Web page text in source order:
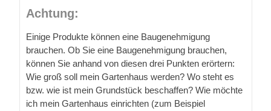
Achtung:
Einige Produkte können eine Baugenehmigung
brauchen. Ob Sie eine Baugenehmigung brauchen,
können Sie anhand von diesen drei Punkten erörtern:
Wie groß soll mein Gartenhaus werden? Wo steht es
bzw. wie ist mein Grundstück beschaffen? Wie möchte
ich mein Gartenhaus einrichten (zum Beispiel